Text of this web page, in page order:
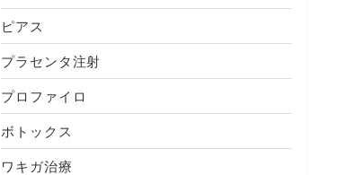
ピアス
プラセンタ注射
プロファイロ
ボトックス
ワキガ治療